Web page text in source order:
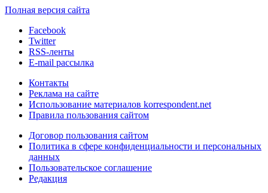
Полная версия сайта
Facebook
Twitter
RSS-ленты
E-mail рассылка
Контакты
Реклама на сайте
Использование материалов korrespondent.net
Правила пользования сайтом
Договор пользования сайтом
Политика в сфере конфиденциальности и персональных
данных
Пользовательское соглашение
Редакция